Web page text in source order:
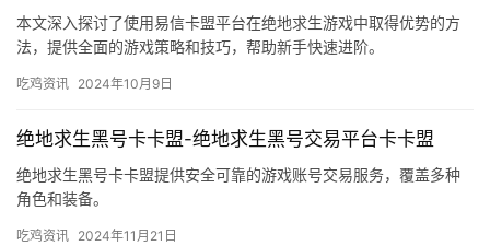
本文深入探讨了使用易信卡盟平台在绝地求生游戏中取得优势的方
法，提供全面的游戏策略和技巧，帮助新手快速进阶。
吃鸡资讯 2024年10月9日
绝地求生黑号卡卡盟-绝地求生黑号交易平台卡卡盟
绝地求生黑号卡卡盟提供安全可靠的游戏账号交易服务，覆盖多种
角色和装备。
吃鸡资讯 2024年11月21日